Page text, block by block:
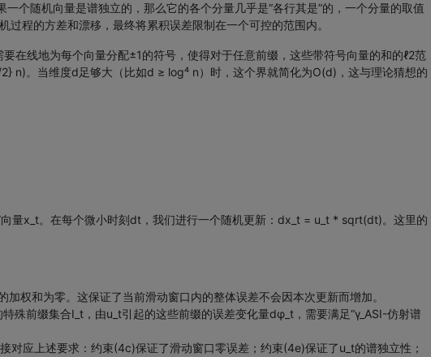
个随机向量是谱独立的，那么它的各个分量几乎是“各行其是”的，一个分量的取值
程的方差和漂移，最终将累积误差限制在一个可控的范围内。
在线地为每个向量分配±1的符号，使得对于任意前缀，这些带符号向量的和的ℓ2范
。当维度d足够大（比如d ≥ log⁴ n）时，这个界就简化为O(d)，这与理论猜想的
量x_t。在每个微小时刻dt，我们进行一个随机更新：dx_t = u_t * sqrt(dt)。这里的
权和为零。这保证了当前滑动窗口内的整体误差不会因本次更新而增加。
殊前缀集合I_t，由u_t引起的这些前缀的误差变化量dφ_t，需要满足“γ_ASI-仿射谱
应上述要求：约束(4c)保证了滑动窗口零误差；约束(4e)保证了u_t的谱独立性；